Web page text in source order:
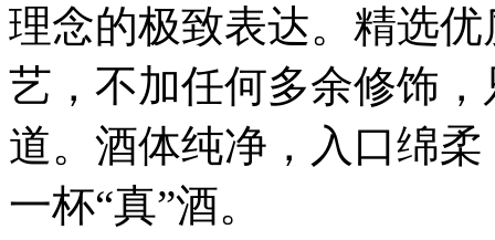
理念的极致表达。精选
艺，不加任何多余修饰
道。酒体纯净，入口绵
一杯“真”酒。